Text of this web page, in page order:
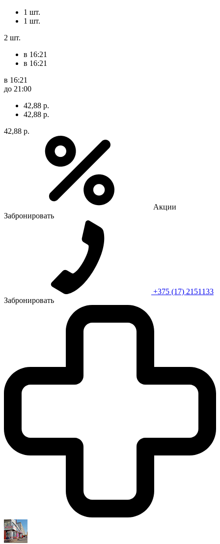
1 шт.
1 шт.
2 шт.
в 16:21
в 16:21
в 16:21
до 21:00
42,88 р.
42,88 р.
42,88 р.
Акции
Забронировать
+375 (17) 2151133
Забронировать